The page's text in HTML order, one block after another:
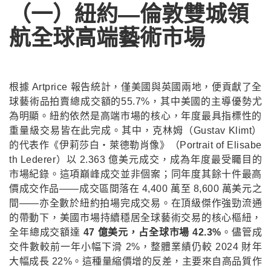
（一）紐約—倫敦雙城領
航全球高端藝術市場
根據 Artprice 報告統計，僅美國與英國兩地，便貢獻了全
球藝術品拍賣總成交額的55.7%，其中美國的主導優勢尤
為明顯。紐約依然是高端市場的核心，年度最具指標性的
重量級交易皆在此完成。其中，克林姆（Gustav Klimt）
的代表作《伊莉莎白・萊德勒肖像》（Portrait of Elisabe
th Lederer）以 2.363 億美元成交，成為年度最受矚目的
市場紀錄。這項巔峰成交並非個案；同年度其餘十件最高
價成交作品——成交區間落在 4,400 萬至 8,600 萬美元之
間——亦全數於紐約拍場完成交易。在頂級傑作強勁流通
的帶動下，美國市場持續穩居全球藝術交易的核心樞紐，
全年總成交額達 47 億美元，占全球市場 42.3% 。儘管成
交件數較前一年小幅下滑 2%，整體業績仍較 2024 財年
大幅成長 22%。這種量縮價增的反差，主要來自高品質作